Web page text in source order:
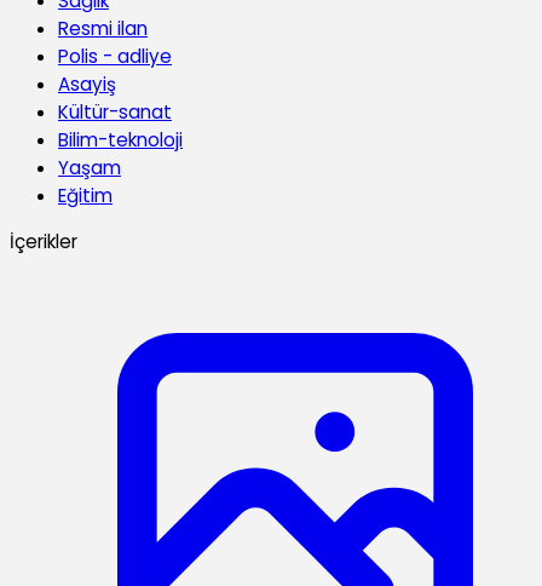
Resmi ilan
Polis - adliye
Asayiş
Kültür-sanat
Bilim-teknoloji
Yaşam
Eğitim
İçerikler